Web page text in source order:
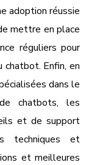
adoption réussie
mettre en place
réguliers pour
chatbot. Enfin, en
dans le
chatbots, les
et de support
techniques et
et meilleures